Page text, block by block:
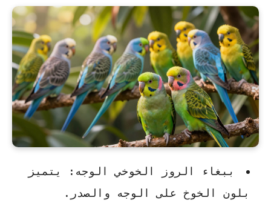
ببغاء الروز الخوخي الوجه : يتميز
بلون الخوخ على الوجه والصدر.